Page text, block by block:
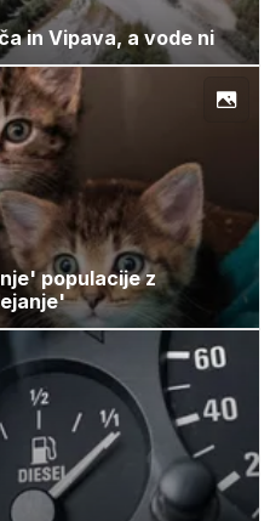
in Vipava, a vode ni
populacije z